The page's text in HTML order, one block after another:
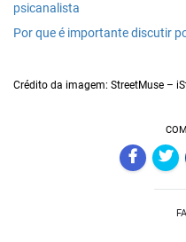
psicanalista
Por que é importante discutir
Crédito da imagem: StreetMuse –